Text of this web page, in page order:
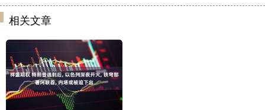
相关文章